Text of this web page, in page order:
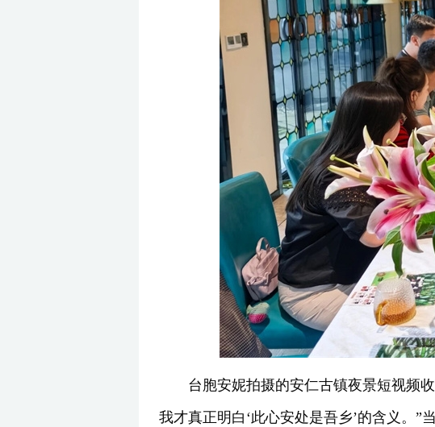
台胞安妮拍摄的安仁古镇夜景短视频
我才真正明白‘此心安处是吾乡’的含义。”